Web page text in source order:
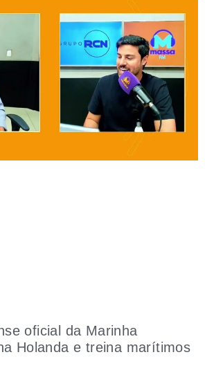
oficial da Marinha
Holanda e treina marítimos